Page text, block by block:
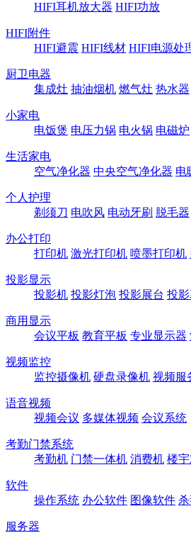
HIFI耳机放大器 HIFI功放
HIFI附件
HIFI避震 HIFI线材 HIFI电源处
厨卫电器
集成灶 抽油烟机 燃气灶 热水器
小家电
电饭煲 电压力锅 电火锅 电磁炉
生活家电
空气净化器 中央空气净化器 电
个人护理
剃须刀 电吹风 电动牙刷 脱毛器
办公打印
打印机 激光打印机 喷墨打印机
投影显示
投影机 投影灯泡 投影展台 投
商用显示
会议平板 教育平板 专业显示器
视频监控
监控摄像机 硬盘录像机 视频服
语音视频
视频会议 多媒体视频 会议系统
考勤门禁系统
考勤机 门禁一体机 消费机 楼
软件
操作系统 办公软件 图像软件
服务器